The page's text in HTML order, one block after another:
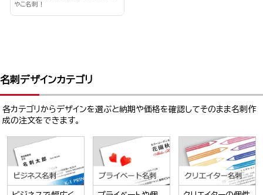
やこ名刺！
名刺デザインカテゴリ
各カテゴリからデザインを選ぶと納期や価格を確認してそのまま名刺作
成の注文をできます。